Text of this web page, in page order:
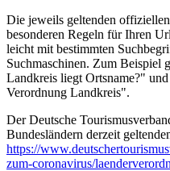
Die jeweils geltenden
besonderen Regeln für Ihren
leicht mit bestimmten
Suchmaschinen. Zum Beispiel
Landkreis liegt Ortsname?"
Verordnung Landkreis".
Der Deutsche
Bundesländern derzeit
https://
zum-coronavirus/­